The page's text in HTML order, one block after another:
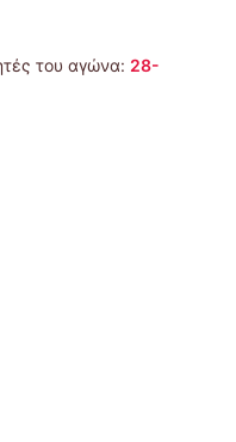
του αγώνα: 28-